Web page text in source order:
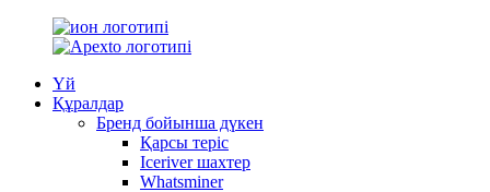
Үй
Құралдар
Бренд бойынша дүкен
Қарсы теріс
Iceriver шахтер
Whatsminer